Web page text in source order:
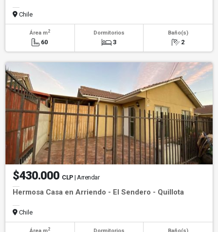
Chile
Área m2
60
Dormitorios
3
Baño(s)
2
$430.000 CLP | Arrendar
Hermosa Casa en Arriendo - El Sendero - Quillota
Chile
2